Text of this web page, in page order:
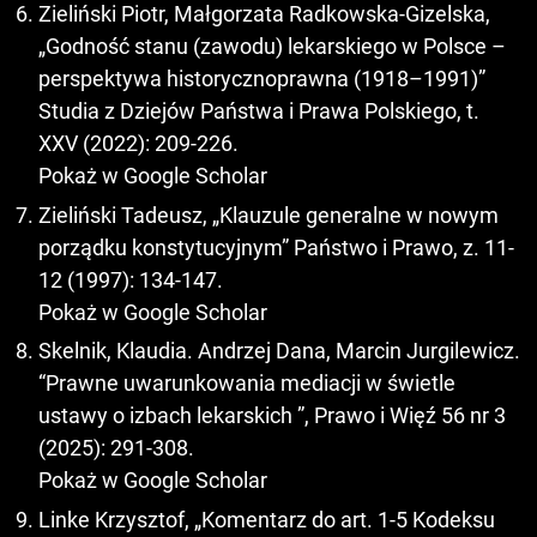
Zieliński Piotr, Małgorzata Radkowska-Gizelska,
„Godność stanu (zawodu) lekarskiego w Polsce –
perspektywa historycznoprawna (1918–1991)”
Studia z Dziejów Państwa i Prawa Polskiego, t.
XXV (2022): 209-226.
Pokaż w Google Scholar
Zieliński Tadeusz, „Klauzule generalne w nowym
porządku konstytucyjnym” Państwo i Prawo, z. 11-
12 (1997): 134-147.
Pokaż w Google Scholar
Skelnik, Klaudia. Andrzej Dana, Marcin Jurgilewicz.
“Prawne uwarunkowania mediacji w świetle
ustawy o izbach lekarskich ”, Prawo i Więź 56 nr 3
(2025): 291-308.
Pokaż w Google Scholar
Linke Krzysztof, „Komentarz do art. 1-5 Kodeksu